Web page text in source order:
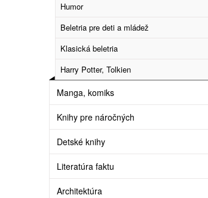
Humor
Beletria pre deti a mládež
Klasická beletria
Harry Potter, Tolkien
Manga, komiks
Knihy pre náročných
Detské knihy
Literatúra faktu
Architektúra